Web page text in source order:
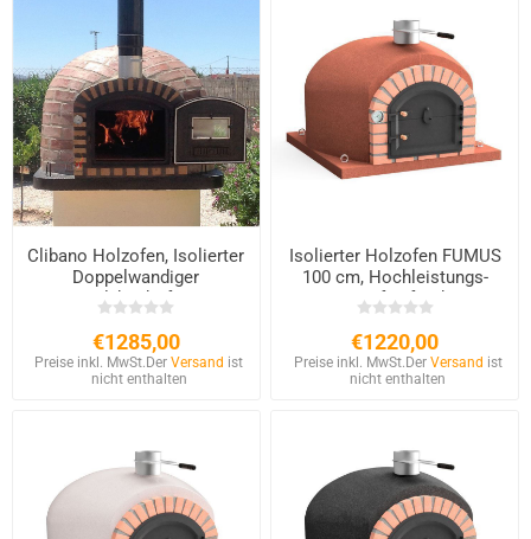
Clibano Holzofen, Isolierter
Doppelwandiger
Holzbackofen
€1285,00
Preise inkl. MwSt.DerVersand ist
nicht enthalten
Isolierter Holzofen FUMUS
100 cm, Hochleistungs-
Pizzaofen für den
Außenbereich
€1220,00
Preise inkl. MwSt.Der Versand ist
nicht enthalten